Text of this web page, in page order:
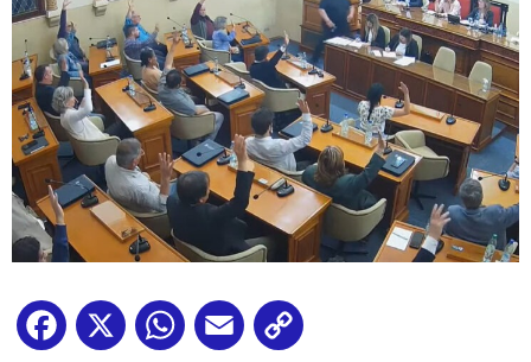
Facebook
X WhatsApp
Email